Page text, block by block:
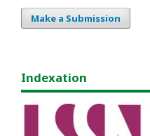
Make a Submission
Indexation